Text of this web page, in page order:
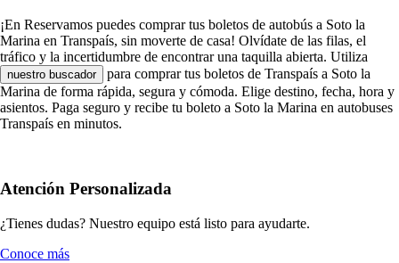
¡En Reservamos puedes comprar tus boletos de autobús a Soto la
Marina en Transpaís, sin moverte de casa! Olvídate de las filas, el
tráfico y la incertidumbre de encontrar una taquilla abierta. Utiliza
nuestro buscador
para comprar tus boletos de Transpaís a Soto la
Marina de forma rápida, segura y cómoda. Elige destino, fecha, hora y
asientos. Paga seguro y recibe tu boleto a Soto la Marina en autobuses
Transpaís en minutos.
Atención Personalizada
¿Tienes dudas? Nuestro equipo está listo para ayudarte.
Conoce más